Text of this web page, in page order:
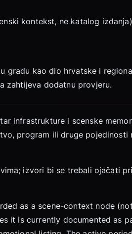
kontekst, ne katalog
građu kao dio hrvatske i
zahtijeva dodatnu provjeru.
infrastrukture i scenske
program ili druge
izvori bi se trebali ojačati
as a scene-context node
it is currently documented